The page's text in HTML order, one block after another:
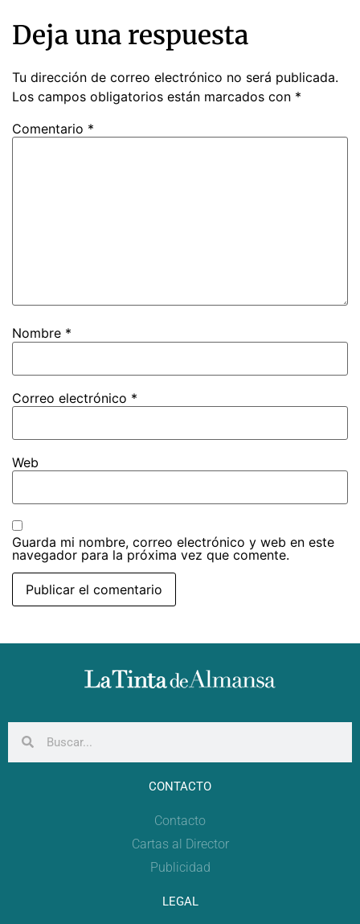
Deja una respuesta
Tu dirección de correo electrónico no será publicada.
Los campos obligatorios están marcados con *
Comentario *
Nombre *
Correo electrónico *
Web
Guarda mi nombre, correo electrónico y web en este
navegador para la próxima vez que comente.
CONTACTO
Contacto
Cartas al Director
Publicidad
LEGAL